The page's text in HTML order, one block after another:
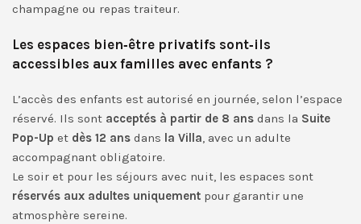
champagne ou repas traiteur.
Les espaces bien‑être privatifs sont‑ils
accessibles aux familles avec enfants ?
L’accès des enfants est autorisé en journée, selon l’espace
réservé. Ils sont acceptés à partir de 8 ans dans la Suite
Pop-Up et dès 12 ans dans la Villa, avec un adulte
accompagnant obligatoire.
Le soir et pour les séjours avec nuit, les espaces sont
réservés aux adultes uniquement pour garantir une
atmosphère sereine.